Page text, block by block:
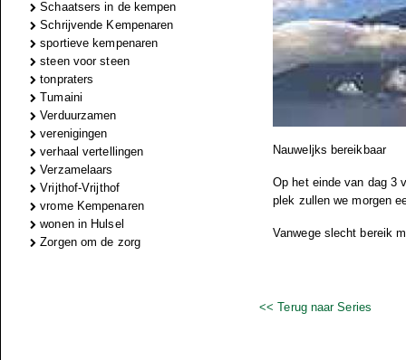
Schaatsers in de kempen
Schrijvende Kempenaren
sportieve kempenaren
steen voor steen
tonpraters
Tumaini
Verduurzamen
verenigingen
verhaal vertellingen
Verzamelaars
Vrijthof-Vrijthof
vrome Kempenaren
wonen in Hulsel
Zorgen om de zorg
Nauweljks bereikbaar
Op het einde van dag 3
plek zullen we morgen
Vanwege slecht bereik
<< Terug naar Series